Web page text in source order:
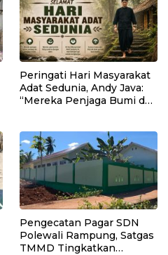
Peringati Hari Masyarakat
Adat Sedunia, Andy Java:
“Mereka Penjaga Bumi dan
Pengecatan Pagar SDN
Polewali Rampung, Satgas
TMMD Tingkatkan